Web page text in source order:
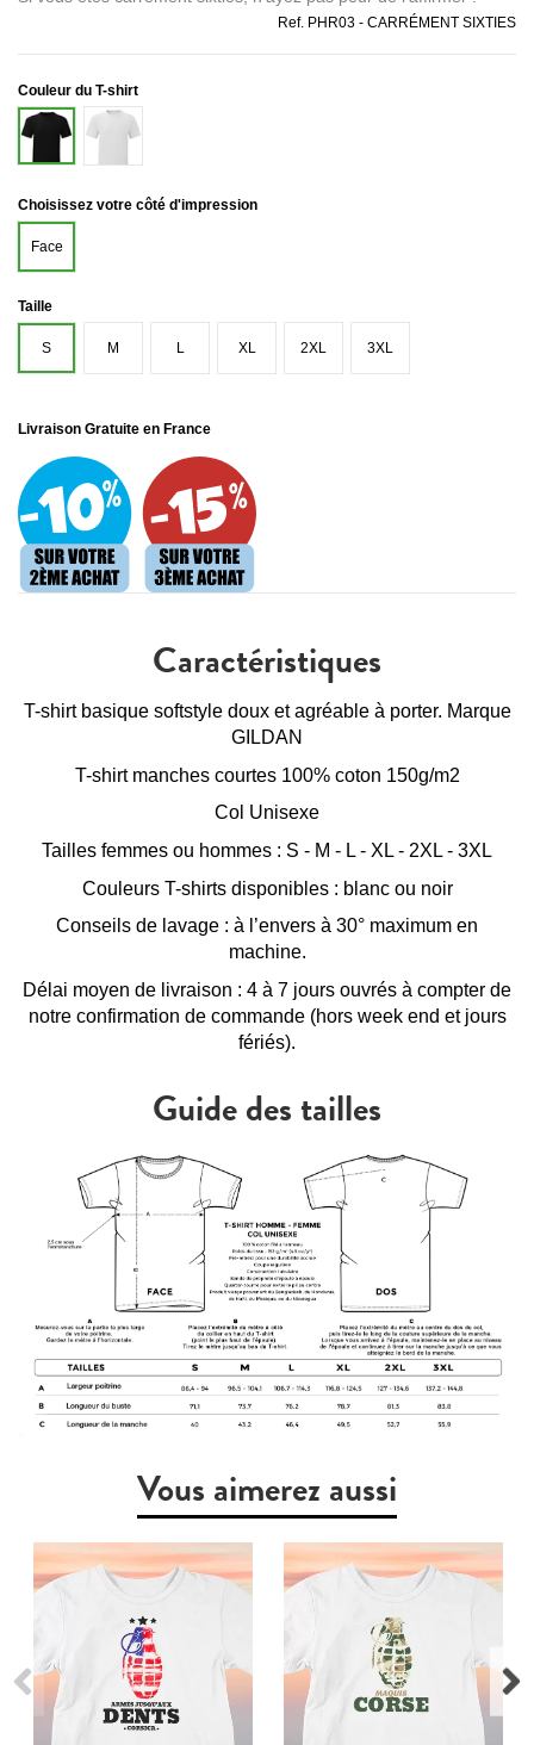
Ref. PHR03 - CARRÉMENT SIXTIES
Couleur du T-shirt
Noir
Blanc
Choisissez votre côté d'impression
Face
Taille
S M L XL 2XL 3XL
Livraison Gratuite en France
Caractéristiques
T-shirt basique softstyle doux et agréable à porter. Marque
GILDAN
T-shirt manches courtes 100% coton 150g/m2
Col Unisexe
Tailles femmes ou hommes : S - M - L - XL - 2XL - 3XL
Couleurs T-shirts disponibles : blanc ou noir
Conseils de lavage : à l’envers à 30° maximum en
machine.
Délai moyen de livraison : 4 à 7 jours ouvrés à compter de
notre confirmation de commande (hors week end et jours
fériés).
Guide des tailles
Vous aimerez aussi